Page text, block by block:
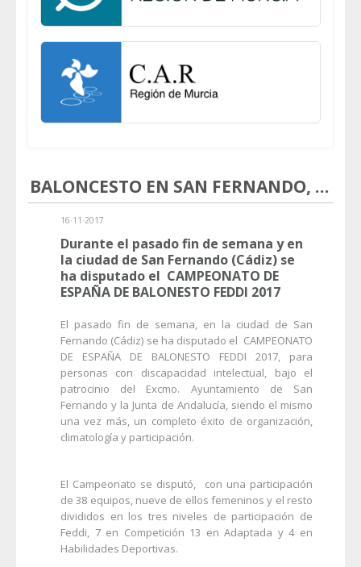
BALONCESTO EN SAN FERNANDO, OTRO ÉXITO DE PRIMI SPORT
16·11·2017
Durante el pasado fin de semana y en
la ciudad de San Fernando (Cádiz) se
ha disputado el CAMPEONATO DE
ESPAÑA DE BALONESTO FEDDI 2017
El pasado fin de semana, en la ciudad de San
Fernando (Cádiz) se ha disputado el CAMPEONATO
DE ESPAÑA DE BALONESTO FEDDI 2017, para
personas con discapacidad intelectual, bajo el
patrocinio del Excmo. Ayuntamiento de San
Fernando y la Junta de Andalucía, siendo el mismo
una vez más, un completo éxito de organización,
climatología y participación.
El Campeonato se disputó, con una participación
de 38 equipos, nueve de ellos femeninos y el resto
divididos en los tres niveles de participación de
Feddi, 7 en Competición 13 en Adaptada y 4 en
Habilidades Deportivas.